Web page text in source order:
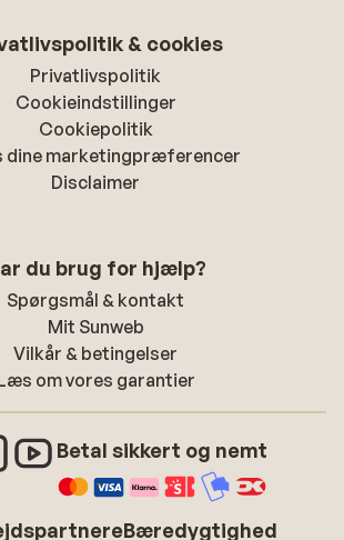
& cookies
Privatlivspolitik
Cookieindstillinger
Cookiepolitik
dine marketingpræferencer
Disclaimer
du brug for hjælp?
Spørgsmål & kontakt
Mit Sunweb
Vilkår & betingelser
om vores garantier
Betal sikkert og nemt
Bæredygtighed